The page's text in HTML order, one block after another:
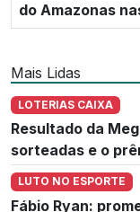
do Amazonas
Mais Lidas
LOTERIAS CAIXA
Resultado da
sorteadas e o
LUTO NO ESPORTE
Fábio Ryan: